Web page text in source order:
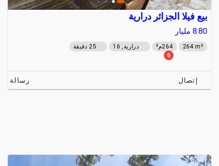
بيع فيلا الجزائر درارية
8.80 مليار
264 m² 264م² درارية, 16
25 دقيقة
6
إتصال رسالة